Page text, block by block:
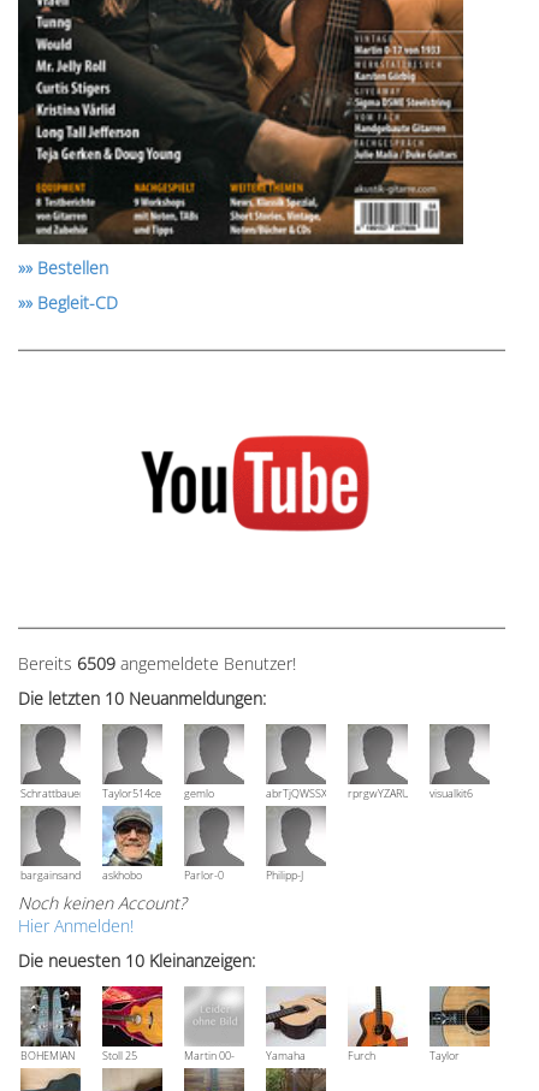
»» Bestellen
»» Begleit-CD
Bereits 6509 angemeldete Benutzer!
Die letzten 10 Neuanmeldungen:
Schrattbauer Taylor514ce gemlo abrTjQWSSXuVznPolErprgwYZARUTZQyCWESpD
visualkit6
bargainsandmoreaskhobo Parlor-0 Philipp-J
Noch keinen Account?
Hier Anmelden!
Die neuesten 10 Kleinanzeigen:
BOHEMIAN
Rozawood
Bestzustand
Stoll 25
anniversary
Martin 00-
18V, Bj 2016
Yamaha
NCX 900 R
Furch
Taylor